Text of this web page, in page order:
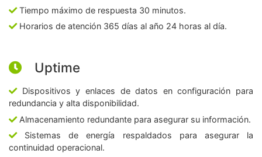
Tiempo máximo de respuesta 30 minutos.
Horarios de atención 365 días al año 24 horas al día.
Uptime
Dispositivos y enlaces de datos en configuración para
redundancia y alta disponibilidad.
Almacenamiento redundante para asegurar su información.
Sistemas de energía respaldados para asegurar la
continuidad operacional.